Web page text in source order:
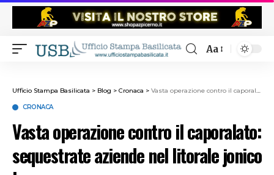
Aa
Ufficio Stampa Basilicata > Blog > Cronaca > Vasta operazione contro il caporalato: sequestrate aziende nel litorale jonico lucano
CRONACA
Vasta operazione contro il caporalato:
sequestrate aziende nel litorale jonico